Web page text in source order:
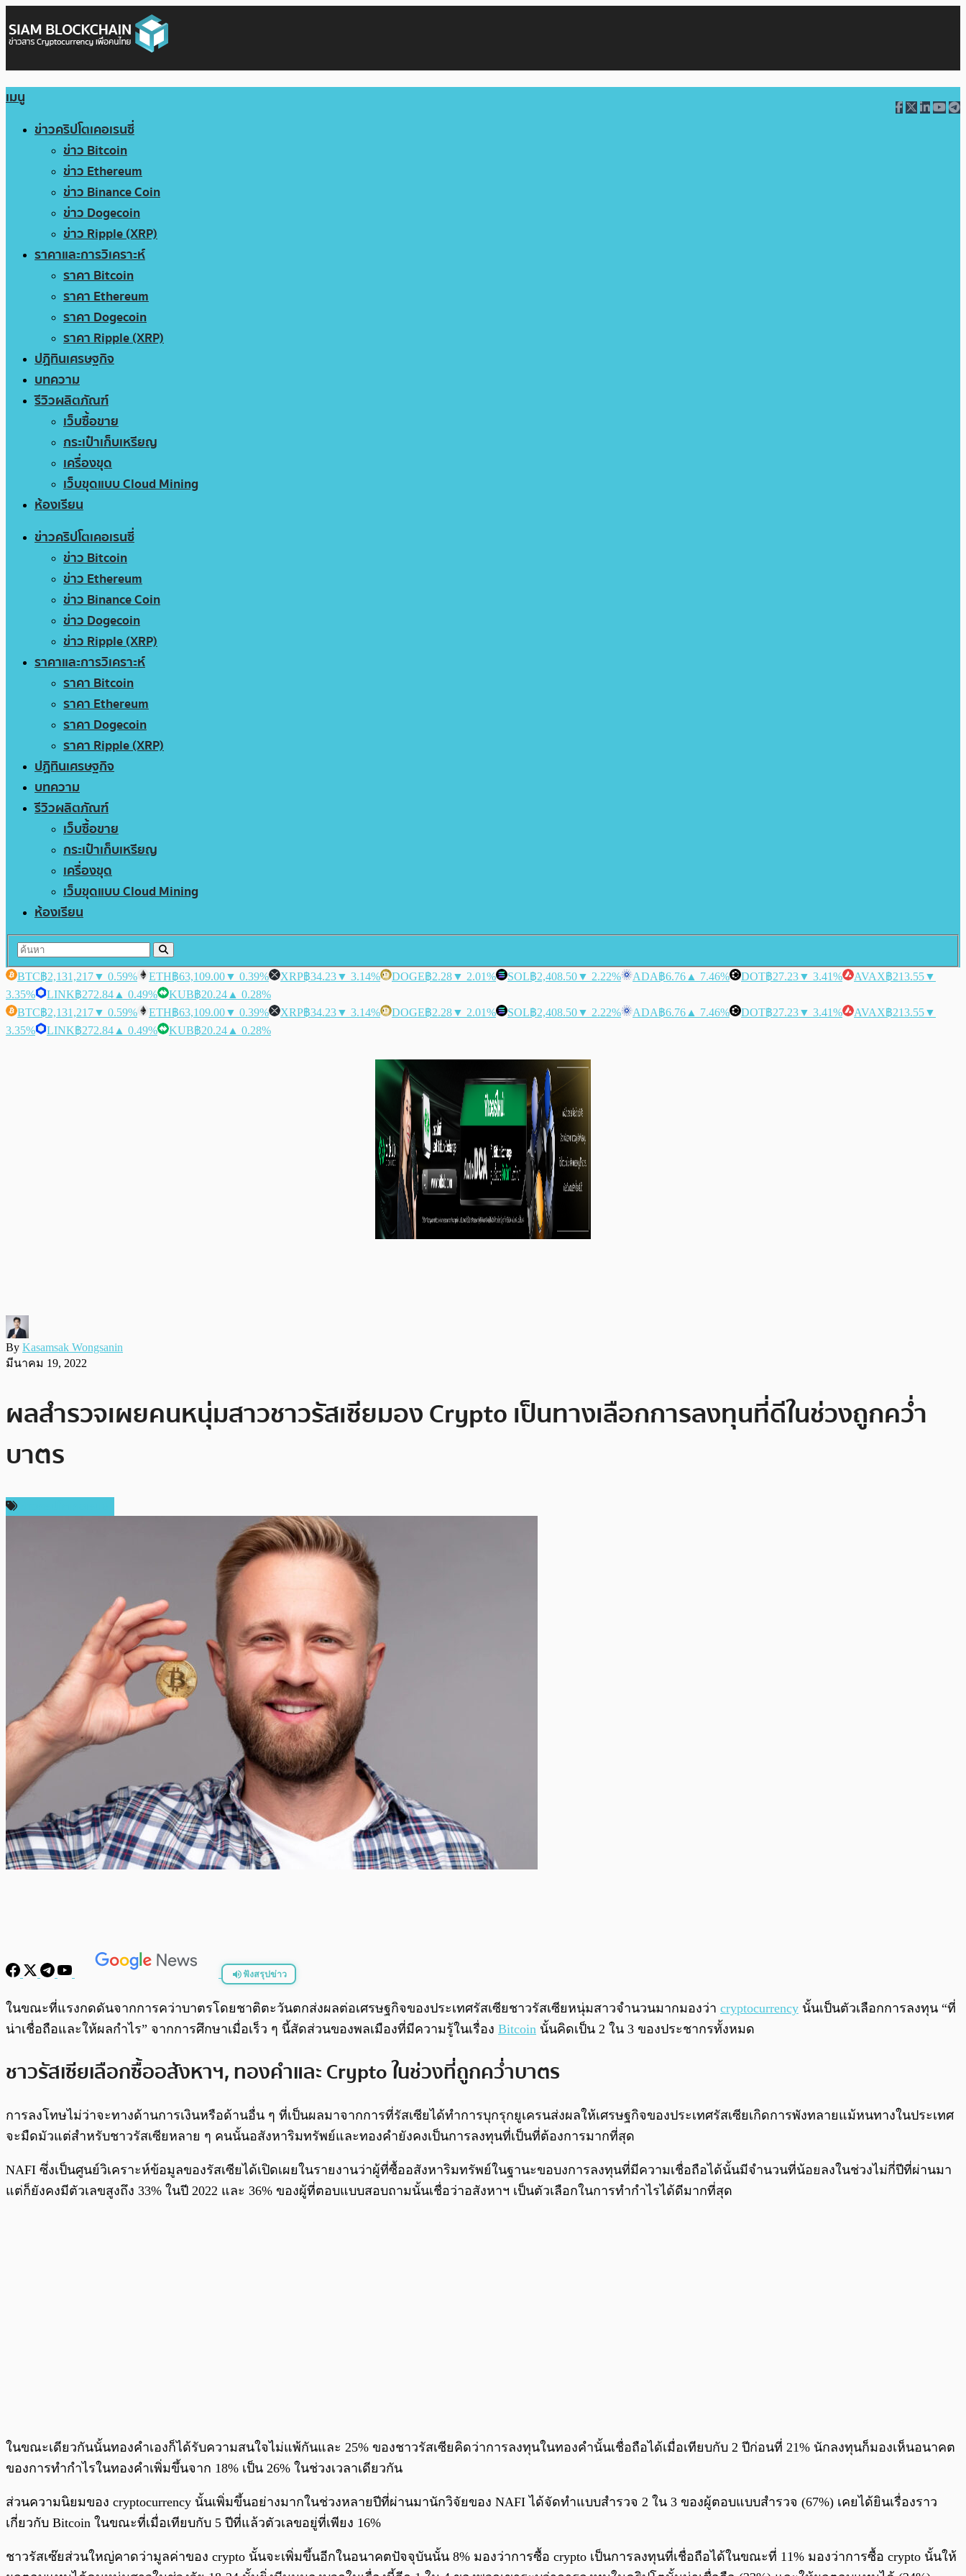
เมนู
ข่าวคริปโตเคอเรนซี่
ข่าว Bitcoin
ข่าว Ethereum
ข่าว Binance Coin
ข่าว Dogecoin
ข่าว Ripple (XRP)
ราคาและการวิเคราะห์
ราคา Bitcoin
ราคา Ethereum
ราคา Dogecoin
ราคา Ripple (XRP)
ปฏิทินเศรษฐกิจ
บทความ
รีวิวผลิตภัณฑ์
เว็บซื้อขาย
กระเป๋าเก็บเหรียญ
เครื่องขุด
เว็บขุดแบบ Cloud Mining
ห้องเรียน
ข่าวคริปโตเคอเรนซี่
ข่าว Bitcoin
ข่าว Ethereum
ข่าว Binance Coin
ข่าว Dogecoin
ข่าว Ripple (XRP)
ราคาและการวิเคราะห์
ราคา Bitcoin
ราคา Ethereum
ราคา Dogecoin
ราคา Ripple (XRP)
ปฏิทินเศรษฐกิจ
บทความ
รีวิวผลิตภัณฑ์
เว็บซื้อขาย
กระเป๋าเก็บเหรียญ
เครื่องขุด
เว็บขุดแบบ Cloud Mining
ห้องเรียน
BTC฿2,131,217▼ 0.59% ETH฿63,109.00▼ 0.39% XRP฿34.23▼ 3.14% DOGE฿2.28▼ 2.01% SOL฿2,408.50▼ 2.22% ADA฿6.76 ▲ 7.46% DOT฿27.23▼ 3.41% AVAX฿213.55▼
3.35%
LINK฿272.84 ▲ 0.49% KUB฿20.24 ▲ 0.28%
BTC฿2,131,217▼ 0.59% ETH฿63,109.00▼ 0.39% XRP฿34.23▼ 3.14% DOGE฿2.28▼ 2.01% SOL฿2,408.50▼ 2.22% ADA฿6.76 ▲ 7.46% DOT฿27.23▼ 3.41% AVAX฿213.55▼
3.35%
LINK฿272.84 ▲ 0.49% KUB฿20.24 ▲ 0.28%
By Kasamsak Wongsanin
มีนาคม 19, 2022
ผลสำรวจเผยคนหนุ่มสาวชาวรัสเซียมอง Crypto เป็นทางเลือกการลงทุนที่ดีในช่วงถูกคว่ำ
บาตร
ฟังสรุปข่าว
พร้อมเล่น 0:00
ในขณะที่แรงกดดันจากการคว่าบาตรโดยชาติตะวันตกส่งผลต่อเศรษฐกิจของประเทศรัสเซียชาวรัสเซียหนุ่มสาวจำนวนมากมองว่า cryptocurrency นั้นเป็นตัวเลือกการลงทุน “ที่
น่าเชื่อถือและให้ผลกำไร” จากการศึกษาเมื่อเร็ว ๆ นี้สัดส่วนของพลเมืองที่มีความรู้ในเรื่อง Bitcoin นั้นคิดเป็น 2 ใน 3 ของประชากรทั้งหมด
ชาวรัสเซียเลือกซื้ออสังหาฯ, ทองคำและ Crypto ในช่วงที่ถูกคว่ำบาตร
การลงโทษไม่ว่าจะทางด้านการเงินหรือด้านอื่น ๆ ที่เป็นผลมาจากการที่รัสเซียได้ทำการบุกรุกยูเครนส่งผลให้เศรษฐกิจของประเทศรัสเซียเกิดการพังทลายแม้หนทางในประเทศ
จะมืดมัวแต่สำหรับชาวรัสเซียหลาย ๆ คนนั้นอสังหาริมทรัพย์และทองคำยังคงเป็นการลงทุนที่เป็นที่ต้องการมากที่สุด
NAFI ซึ่งเป็นศูนย์วิเคราะห์ข้อมูลของรัสเซียได้เปิดเผยในรายงานว่าผู้ที่ซื้ออสังหาริมทรัพย์ในฐานะขอบงการลงทุนที่มีความเชื่อถือได้นั้นมีจำนวนที่น้อยลงในช่วงไม่กี่ปีที่ผ่านมา
แต่ก็ยังคงมีตัวเลขสูงถึง 33% ในปี 2022 และ 36% ของผู้ที่ตอบแบบสอบถามนั้นเชื่อว่าอสังหาฯ เป็นตัวเลือกในการทำกำไรได้ดีมากที่สุด
ในขณะเดียวกันนั้นทองคำเองก็ได้รับความสนใจไม่แพ้กันและ 25% ของชาวรัสเซียคิดว่าการลงทุนในทองคำนั้นเชื่อถือได้เมื่อเทียบกับ 2 ปีก่อนที่ 21% นักลงทุนก็มองเห็นอนาคต
ของการทำกำไรในทองคำเพิ่มขึ้นจาก 18% เป็น 26% ในช่วงเวลาเดียวกัน
ส่วนความนิยมของ cryptocurrency นั้นเพิ่มขึ้นอย่างมากในช่วงหลายปีที่ผ่านมานักวิจัยของ NAFI ได้จัดทำแบบสำรวจ 2 ใน 3 ของผู้ตอบแบบสำรวจ (67%) เคยได้ยินเรื่องราว
เกี่ยวกับ Bitcoin ในขณะที่เมื่อเทียบกับ 5 ปีที่แล้วตัวเลขอยู่ที่เพียง 16%
ชาวรัสเซ๊ยส่วนใหญ่คาดว่ามูลค่าของ crypto นั้นจะเพิ่มขึ้นอีกในอนาคตปัจจุบันนั้น 8% มองว่าการซื้อ crypto เป็นการลงทุนที่เชื่อถือได้ในขณะที่ 11% มองว่าการซื้อ crypto นั้นให้